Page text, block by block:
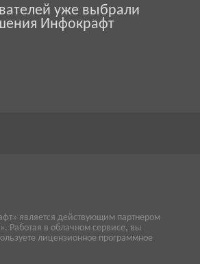
уже выбрали
Инфокрафт
является действующим партнером
Работая в облачном сервисе, вы
лицензионное программное